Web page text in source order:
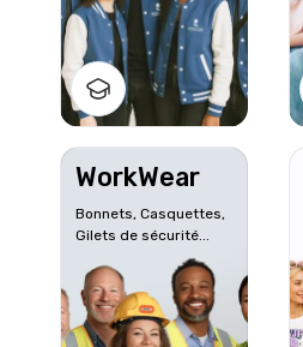
WorkWear
Bonnets, Casquettes,
Gilets de sécurité...